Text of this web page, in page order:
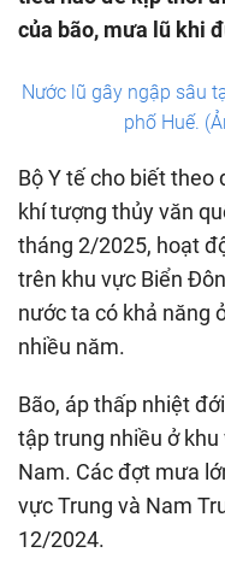
của bão, mưa lũ khi
Nước lũ gây ngập sâu
phố Huế.
Bộ Y tế cho biết theo
khí tượng thủy văn
tháng 2/2025, hoạt
trên khu vực Biển
nước ta có khả năng
nhiều năm.
Bão, áp thấp nhiệt
tập trung nhiều ở
Nam. Các đợt mưa
vực Trung và Nam
12/2024.